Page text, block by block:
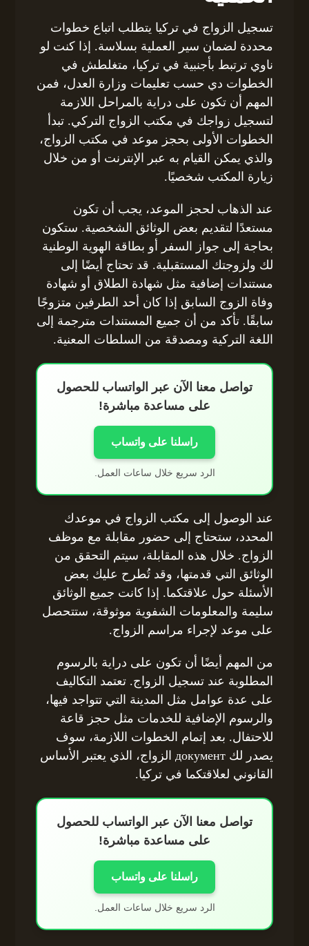
تسجيل الزواج في تركيا يتطلب اتباع خطوات
محددة لضمان سير العملية بسلاسة. إذا كنت لو
ناوي ترتبط بأجنبية في تركيا، متغلطش في
الخطوات دي حسب تعليمات وزارة العدل، فمن
المهم أن تكون على دراية بالمراحل اللازمة
لتسجيل زواجك في مكتب الزواج التركي. تبدأ
الخطوات الأولى بحجز موعد في مكتب الزواج،
والذي يمكن القيام به عبر الإنترنت أو من خلال
زيارة المكتب شخصيًا.
عند الذهاب لحجز الموعد، يجب أن تكون
مستعدًا لتقديم بعض الوثائق الشخصية. ستكون
بحاجة إلى جواز السفر أو بطاقة الهوية الوطنية
لك ولزوجتك المستقبلية. قد تحتاج أيضًا إلى
مستندات إضافية مثل شهادة الطلاق أو شهادة
وفاة الزوج السابق إذا كان أحد الطرفين متزوجًا
سابقًا. تأكد من أن جميع المستندات مترجمة إلى
اللغة التركية ومصدقة من السلطات المعنية.
تواصل معنا الآن عبر الواتساب للحصول
على مساعدة مباشرة!
راسلنا على واتساب
الرد سريع خلال ساعات العمل.
عند الوصول إلى مكتب الزواج في موعدك
المحدد، ستحتاج إلى حضور مقابلة مع موظف
الزواج. خلال هذه المقابلة، سيتم التحقق من
الوثائق التي قدمتها، وقد تُطرح عليك بعض
الأسئلة حول علاقتكما. إذا كانت جميع الوثائق
سليمة والمعلومات الشفوية موثوقة، ستتحصل
على موعد لإجراء مراسم الزواج.
من المهم أيضًا أن تكون على دراية بالرسوم
المطلوبة عند تسجيل الزواج. تعتمد التكاليف
على عدة عوامل مثل المدينة التي تتواجد فيها،
والرسوم الإضافية للخدمات مثل حجز قاعة
للاحتفال. بعد إتمام الخطوات اللازمة، سوف
يصدر لك документ الزواج، الذي يعتبر الأساس
القانوني لعلاقتكما في تركيا.
تواصل معنا الآن عبر الواتساب للحصول
على مساعدة مباشرة!
راسلنا على واتساب
الرد سريع خلال ساعات العمل.